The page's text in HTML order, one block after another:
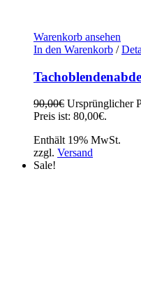
Warenkorb ansehen
In den Warenkorb /
90,00€ Ursprünglicher
Preis ist: 80,00€.
Enthält 19% MwSt.
zzgl. Versand
Sale!